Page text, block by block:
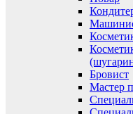
Бровист
Мастер